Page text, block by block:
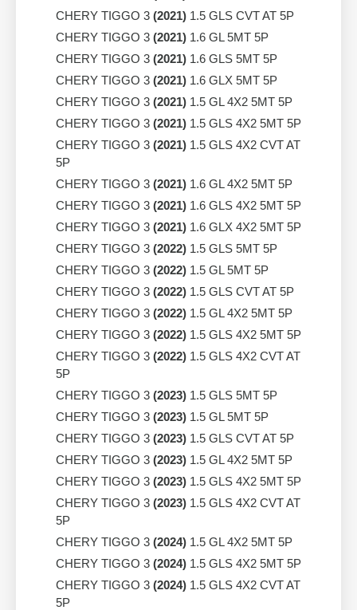
CHERY TIGGO 3 (2021) 1.5 GLS CVT AT 5P
CHERY TIGGO 3 (2021) 1.6 GL 5MT 5P
CHERY TIGGO 3 (2021) 1.6 GLS 5MT 5P
CHERY TIGGO 3 (2021) 1.6 GLX 5MT 5P
CHERY TIGGO 3 (2021) 1.5 GL 4X2 5MT 5P
CHERY TIGGO 3 (2021) 1.5 GLS 4X2 5MT 5P
CHERY TIGGO 3 (2021) 1.5 GLS 4X2 CVT AT
5P
CHERY TIGGO 3 (2021) 1.6 GL 4X2 5MT 5P
CHERY TIGGO 3 (2021) 1.6 GLS 4X2 5MT 5P
CHERY TIGGO 3 (2021) 1.6 GLX 4X2 5MT 5P
CHERY TIGGO 3 (2022) 1.5 GLS 5MT 5P
CHERY TIGGO 3 (2022) 1.5 GL 5MT 5P
CHERY TIGGO 3 (2022) 1.5 GLS CVT AT 5P
CHERY TIGGO 3 (2022) 1.5 GL 4X2 5MT 5P
CHERY TIGGO 3 (2022) 1.5 GLS 4X2 5MT 5P
CHERY TIGGO 3 (2022) 1.5 GLS 4X2 CVT AT
5P
CHERY TIGGO 3 (2023) 1.5 GLS 5MT 5P
CHERY TIGGO 3 (2023) 1.5 GL 5MT 5P
CHERY TIGGO 3 (2023) 1.5 GLS CVT AT 5P
CHERY TIGGO 3 (2023) 1.5 GL 4X2 5MT 5P
CHERY TIGGO 3 (2023) 1.5 GLS 4X2 5MT 5P
CHERY TIGGO 3 (2023) 1.5 GLS 4X2 CVT AT
5P
CHERY TIGGO 3 (2024) 1.5 GL 4X2 5MT 5P
CHERY TIGGO 3 (2024) 1.5 GLS 4X2 5MT 5P
CHERY TIGGO 3 (2024) 1.5 GLS 4X2 CVT AT
5P